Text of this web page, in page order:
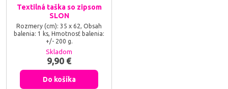
Textilná taška so zipsom
SLON
Rozmery (cm): 35 x 62, Obsah
balenia: 1 ks, Hmotnosť balenia:
+/- 200 g.
Skladom
9,90 €
Do košíka